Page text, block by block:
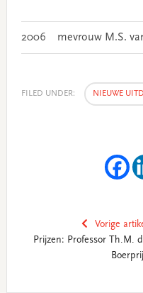
2006 mevrouw M.S.
FILED UNDER: NIEUWE
Vorige
Prijzen: Professor Th.M.